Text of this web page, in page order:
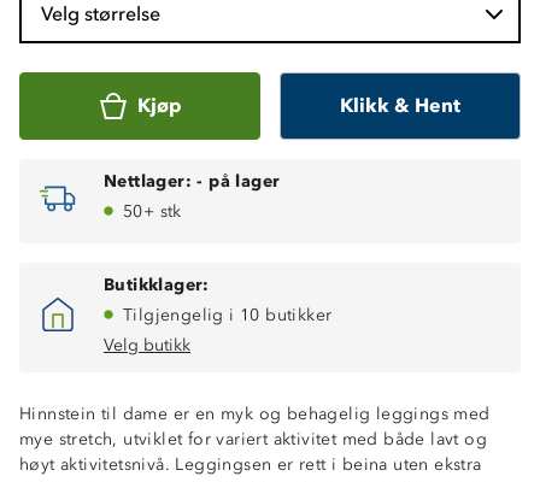
Velg størrelse
Kjøp Klikk & Hent
Nettlager: - på lager
50+ stk
Butikklager:
Tilgjengelig i 10 butikker
Velg butikk
Hinnstein til dame er en myk og behagelig leggings med
mye stretch, utviklet for variert aktivitet med både lavt og
høyt aktivitetsnivå. Leggingsen er rett i beina uten ekstra